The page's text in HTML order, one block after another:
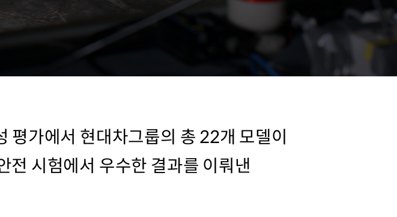
가에서 현대차그룹의 총 22개 모델이
전 시험에서 우수한 결과를 이뤄낸